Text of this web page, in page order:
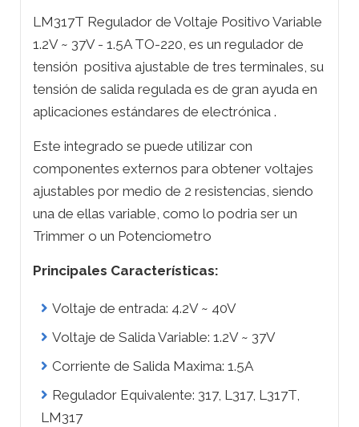
LM317T Regulador de Voltaje Positivo Variable
1.2V ~ 37V - 1.5A TO-220, es un regulador de
tensión positiva ajustable de tres terminales, su
tensión de salida regulada es de gran ayuda en
aplicaciones estándares de electrónica .
Este integrado se puede utilizar con
componentes externos para obtener voltajes
ajustables por medio de 2 resistencias, siendo
una de ellas variable, como lo podria ser un
Trimmer o un Potenciometro
Principales Características:
Voltaje de entrada: 4.2V ~ 40V
Voltaje de Salida Variable: 1.2V ~ 37V
Corriente de Salida Maxima: 1.5A
Regulador Equivalente: 317, L317, L317T,
LM317